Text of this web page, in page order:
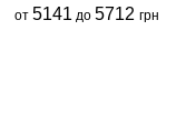
от 5141 до 5712 грн